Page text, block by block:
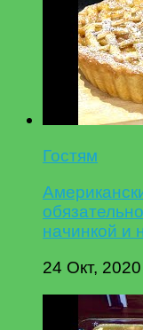
Гостям
начинкой и
24 Окт, 2020